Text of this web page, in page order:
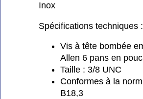
Inox
Spécifications techniques :
Vis à tête bombée
Allen 6 pans en
Taille : 3/8 UNC
Conformes à la
B18,3